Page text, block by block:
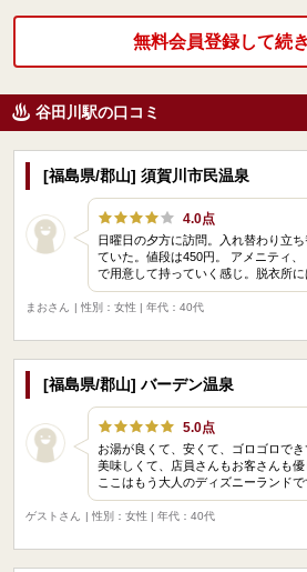
無料会員登録して続
谷田川駅の口コミ
[福島県/郡山] 須賀川市民温泉
4.0点
日曜日の夕方に訪問。入れ替わり立
ていた。値段は450円。 アメニティ
で用意して持っていく感じ。脱衣所
まおさん
| 性別：女性 | 年代：40代
[福島県/郡山] バーデン温泉
5.0点
お湯が良くて、安くて、ゴロゴロで
美味しくて、店員さんもお客さんも優
ここはもう大人のディズニーランド
ゲストさん
| 性別：女性 | 年代：40代